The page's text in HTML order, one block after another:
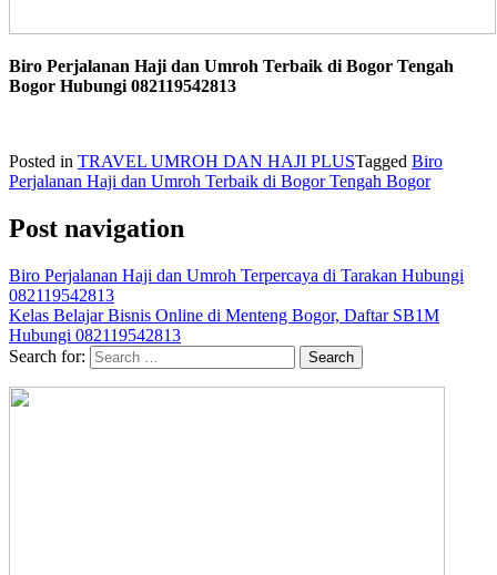
Biro Perjalanan Haji dan Umroh Terbaik di Bogor Tengah
Bogor Hubungi 082119542813
Posted in TRAVEL UMROH DAN HAJI PLUSTagged Biro
Perjalanan Haji dan Umroh Terbaik di Bogor Tengah Bogor
Post navigation
Biro Perjalanan Haji dan Umroh Terpercaya di Tarakan Hubungi
082119542813
Kelas Belajar Bisnis Online di Menteng Bogor, Daftar SB1M
Hubungi 082119542813
Search for: